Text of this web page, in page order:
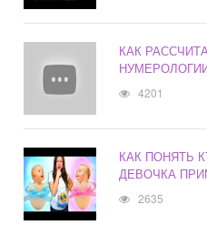
КАК
4201
КАК ПОНЯТЬ
ДЕВОЧКА
2635